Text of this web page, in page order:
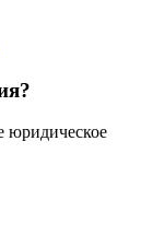
юридическое